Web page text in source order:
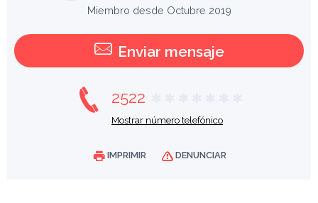
Miembro desde Octubre 2019
Enviar mensaje
2522
Mostrar número telefónico
IMPRIMIR DENUNCIAR